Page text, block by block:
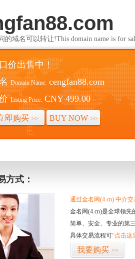
的域名可以转让!This domain name is for
价出售中！
Domain Name: cengfan88.com
Listing Price: CNY 499.00
即购买 >> BUY NOW >>
方式：
通过金名网(4.cn) 中介交
金名网(4.cn)是全球领
简单、安全、专业的第
具体交易流程可“点击这
我要购买 >>